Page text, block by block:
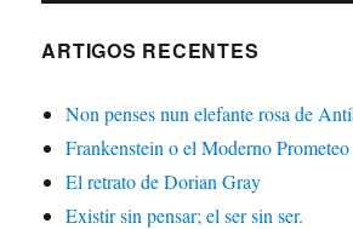
ARTIGOS RECENTES
Non penses nun elefante rosa de
Frankenstein o el Moderno
El retrato de Dorian Gray
Existir sin pensar; el ser sin ser.